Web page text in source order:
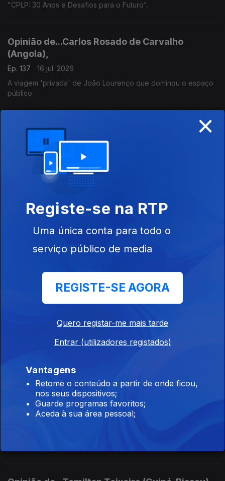
"CPLP: 30 Anos e Desafios para o Futuro".
Opinião de...Carlos Rosado de Carvalho
(Angola),
Ep. 137
16 jul. 2026
A viagem 'privada' de João Lourenço que dominou o espaço
público
Opinião de...Tamilton Teixeira (Guiné-Bissau),
15 jul. 2026
Prisão de Domingos Simões Pereira
Ep. 135
14 jul. 2026
Programas do Governo
13 jul. 2026
Criminalização da auto-proclamacao de vitoria
Opinião de...Gelson Baía (São Tomé e Principe),
10 jul. 2026
aconteceu!
Opinião de...Carlos Rosado de Carvalho
(Angola),
×
Registe-se na RTP
Uma única conta para todo o
serviço público de media
REGISTE-SE AGORA
Quero registar-me mais tarde
Entrar (utilizadores registados)
Vantagens
Retome o conteúdo a partir de onde ficou,
nos seus dispositivos;
Guarde programas favoritos;
Aceda à sua área pessoal;